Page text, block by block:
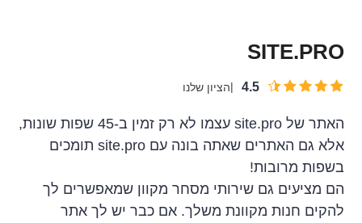
SITE.PRO
4.5 הציון שלנו
האתר של site.pro עצמו לא רק זמין ב-45 שפות שונות,
אלא גם האתרים שאתה בונה עם site.pro תומכים
בשפות מרובות!
הם מציעים גם שירותי מסחר מקוון שמאפשרים לך
להקים חנות מקוונת משלך. אם כבר יש לך אתר